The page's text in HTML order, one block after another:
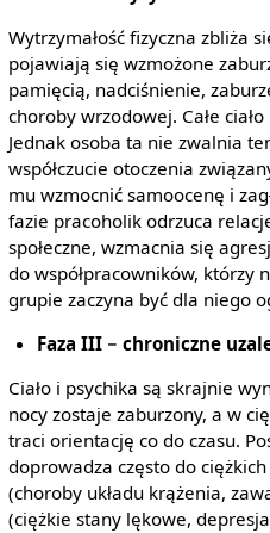
Wytrzymałość fizyczna zbliża
pojawiają się wzmożone
pamięcią, nadciśnienie,
choroby wrzodowej. Całe
Jednak osoba ta nie zwalnia
współczucie otoczenia
mu wzmocnić samoocenę i
fazie pracoholik odrzuca
społeczne, wzmacnia się
do współpracowników, którzy
grupie zaczyna być dla niego
Faza III − chroniczne
Ciało i psychika są skrajnie
nocy zostaje zaburzony, a w
traci orientację co do czasu.
doprowadza często do
(choroby układu krążenia,
(ciężkie stany lękowe,